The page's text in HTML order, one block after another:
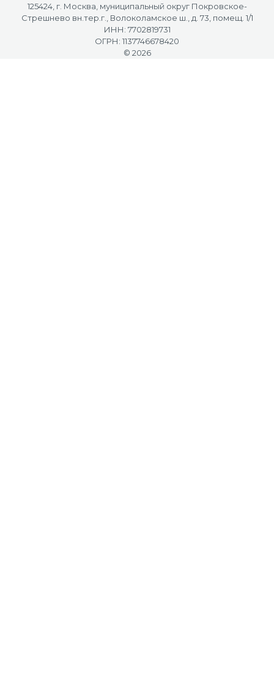
125424, г. Москва, муниципальный округ Покровское-
Стрешнево вн.тер.г., Волоколамское ш., д. 73, помещ. 1/1
ИНН: 7702819731
ОГРН: 1137746678420
© 2026